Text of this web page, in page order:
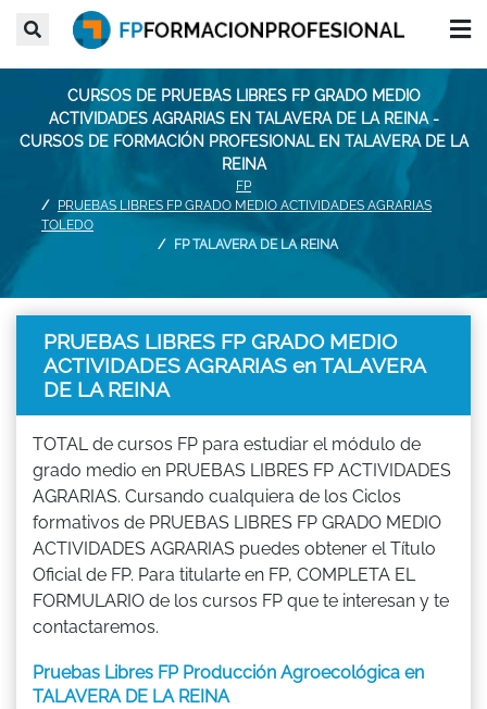
CURSOS DE PRUEBAS LIBRES FP GRADO MEDIO
ACTIVIDADES AGRARIAS EN TALAVERA DE LA REINA -
CURSOS DE FORMACIÓN PROFESIONAL EN TALAVERA DE LA
REINA
FP
PRUEBAS LIBRES FP GRADO MEDIO ACTIVIDADES AGRARIAS
TOLEDO
FP TALAVERA DE LA REINA
PRUEBAS LIBRES FP GRADO MEDIO
ACTIVIDADES AGRARIAS en TALAVERA
DE LA REINA
TOTAL de cursos FP para estudiar el módulo de
grado medio en PRUEBAS LIBRES FP ACTIVIDADES
AGRARIAS. Cursando cualquiera de los Ciclos
formativos de PRUEBAS LIBRES FP GRADO MEDIO
ACTIVIDADES AGRARIAS puedes obtener el Título
Oficial de FP. Para titularte en FP, COMPLETA EL
FORMULARIO de los cursos FP que te interesan y te
contactaremos.
Pruebas Libres FP Producción Agroecológica en
TALAVERA DE LA REINA